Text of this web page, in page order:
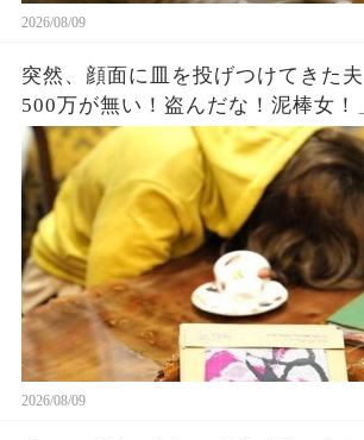
2026/08/09
突然、顔面に皿を投げつけてきた
500万が無い！盗んだな！泥棒女！
連行されそうだったので、私「じゃ
するね」夫「え、動画？」結果w
2026/08/09